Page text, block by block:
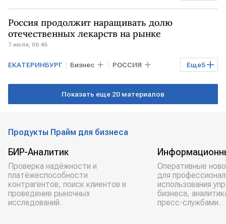
Бизнес РФ Минпромторг
Иннопром
Россия продолжит наращивать долю
отечественных лекарств на рынке
7 июля, 06:46
Еще5
ЕКАТЕРИНБУРГ Бизнес РОССИЯ
Экономика ИНДОНЕЗИЯ
Показать еще 20 материалов
Продукты Прайм для бизнеса
БИР-Аналитик
Проверка надёжности и
платёжеспособности
контрагентов, поиск клиентов и
проведение рыночных
исследований.
Оперативные
для
использования
бизнеса,
пресс-службами.